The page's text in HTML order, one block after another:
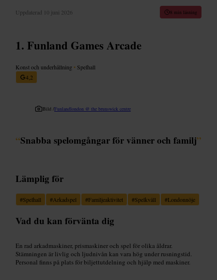
Uppdaterad 10 juni 2026 8 min läsning
Funland Games Arcade
Konst och underhållning • Spelhall
4,2
Bild /Funlandlondon @ the brunswick centre
“Snabba spelomgångar för vänner och familj”
Lämplig för
#Spelhall #Arkadspel #Familjeaktivitet #Spelkväll #Londonnöje
Vad du kan förvänta dig
En rad arkadmaskiner, prismaskiner och spel för olika åldrar.
Stämningen är livlig och ljudnivån kan vara hög under rusningstid.
Personal finns på plats för biljettutdelning och hjälp med maskiner.